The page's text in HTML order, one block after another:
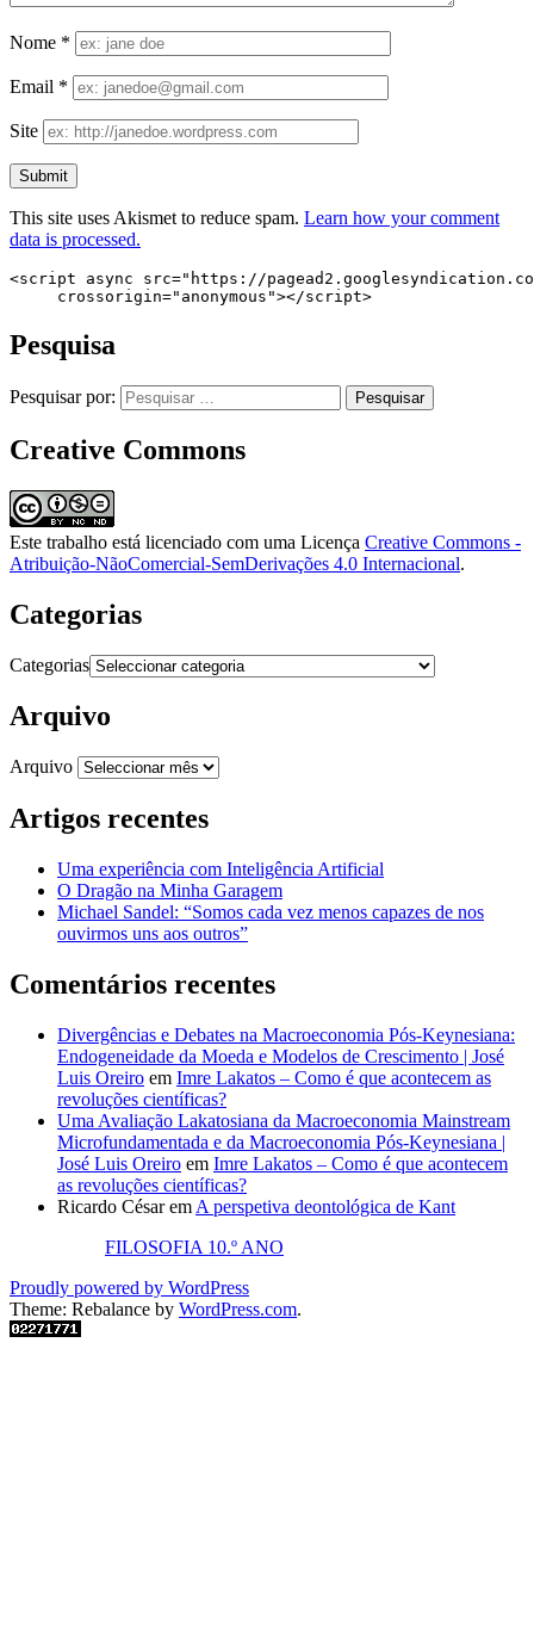
Nome *
Email *
Site
This site uses Akismet to reduce spam. Learn how your comment
data is processed.
<script async src="https://
     crossorigin="anonymous"></script>
Pesquisa
Pesquisar por:
Creative Commons
Este trabalho está licenciado com uma Licença Creative Commons -
Atribuição-NãoComercial-SemDerivações 4.0 Internacional.
Categorias
Categorias
Arquivo
Arquivo
Artigos recentes
Uma experiência com Inteligência Artificial
O Dragão na Minha Garagem
Michael Sandel: “Somos cada vez menos capazes de nos
ouvirmos uns aos outros”
Comentários recentes
Divergências e Debates na Macroeconomia Pós-Keynesiana:
Endogeneidade da Moeda e Modelos de Crescimento | José
Luis Oreiro em Imre Lakatos – Como é que acontecem as
revoluções científicas?
Uma Avaliação Lakatosiana da Macroeconomia Mainstream
Microfundamentada e da Macroeconomia Pós-Keynesiana |
José Luis Oreiro em Imre Lakatos – Como é que acontecem
as revoluções científicas?
Ricardo Césarem A perspetiva deontológica de Kant
FILOSOFIA 10.º ANO
Proudly powered by WordPress
Theme: Rebalance by WordPress.com.